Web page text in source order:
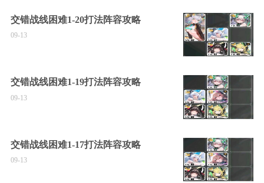
交错战线困难1-20打法阵容攻略
09-13
交错战线困难1-19打法阵容攻略
09-13
交错战线困难1-17打法阵容攻略
09-13